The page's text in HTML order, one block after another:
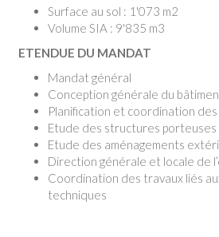
Surface au sol : 1'073 m2
Volume SIA : 9'835 m3
ETENDUE DU MANDAT
Mandat général
Conception générale du
Planification et coordination
Etude des structures porteuses
Etude des aménagements
Direction générale et locale de
Coordination des travaux liés
techniques